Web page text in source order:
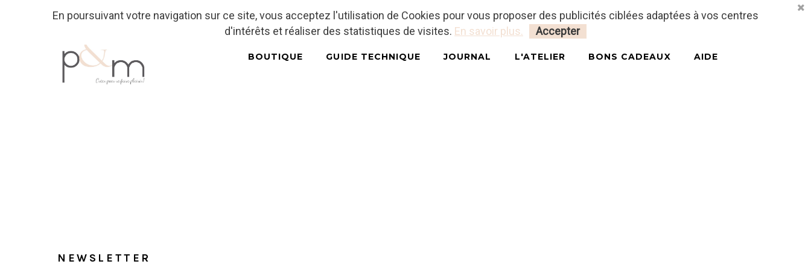
Euro | USD MON PANIER
CONNECTEZ-VOUS
BOUTIQUE GUIDE TECHNIQUE JOURNAL L'ATELIER BONS CADEAUX AIDE
NEWSLETTER
En poursuivant votre navigation sur ce site, vous acceptez l'utilisation de Cookies pour vous proposer des publicités ciblées adaptées à vos centres
d'intérêts et réaliser des statistiques de visites. En savoir plus. Accepter